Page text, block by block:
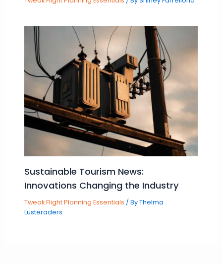
Sustainable Tourism News:
Innovations Changing the Industry
Tweak Flight Planning Essentials / ByThelma
Lusteraders